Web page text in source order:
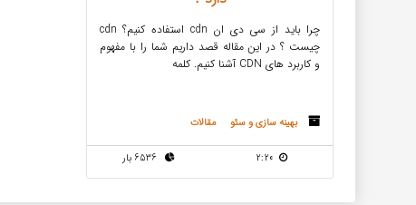
چرا باید از سی دی ان cdn استفاده کنیم؟ cdn
چیست ؟ در این مقاله قصد داریم شما را با مفهوم
و کاربرد های CDN آشنا کنیم. کلمه
بهینه سازی و سئو مقالات
2:20